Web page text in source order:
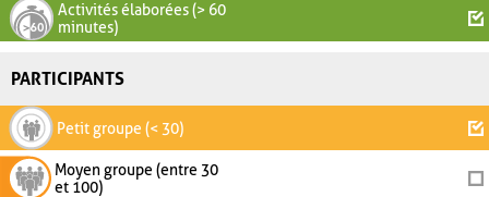
Activités élaborées (> 60
minutes)
PARTICIPANTS
Petit groupe (< 30)
Moyen groupe (entre 30
et 100)